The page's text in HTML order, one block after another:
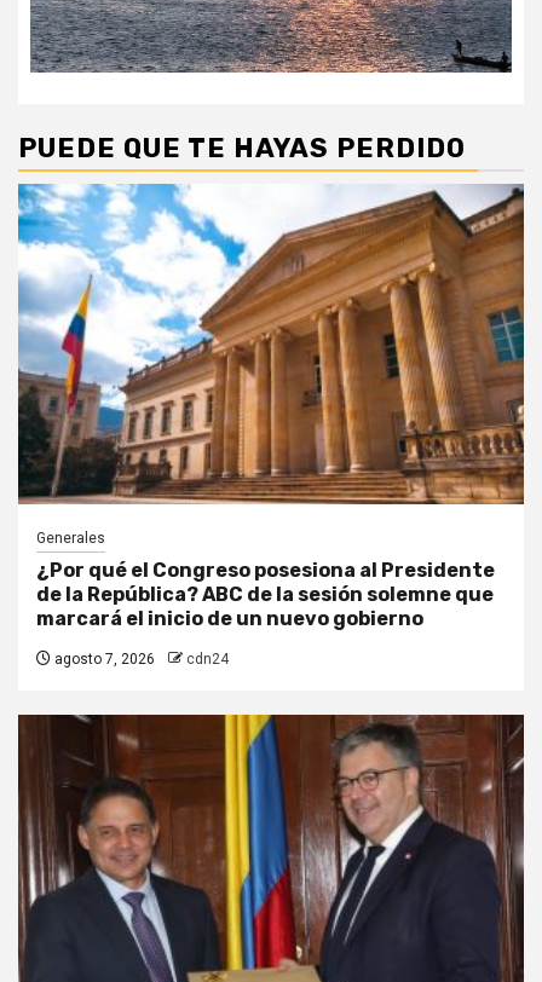
PUEDE QUE TE HAYAS PERDIDO
Generales
¿Por qué el Congreso posesiona al Presidente
de la República? ABC de la sesión solemne que
marcará el inicio de un nuevo gobierno
agosto 7, 2026 cdn24